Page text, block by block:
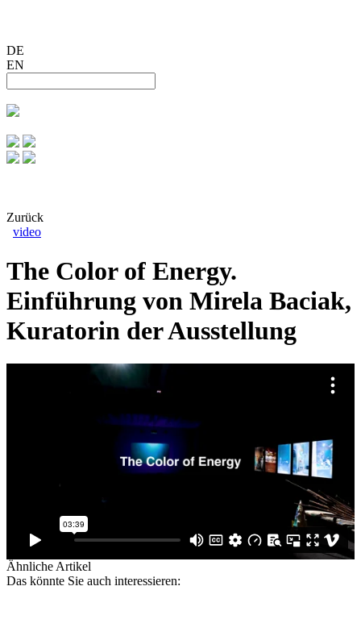
DE
EN
Zurück
video
The Color of Energy.
Einführung von Mirela Baciak,
Kuratorin der Ausstellung
Ähnliche Artikel
Das könnte Sie auch interessieren: